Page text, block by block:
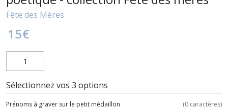
Fête des Mères
15€
Sélectionnez vos 3 options
Prénoms à graver sur le petit médaillon (0 caractères)